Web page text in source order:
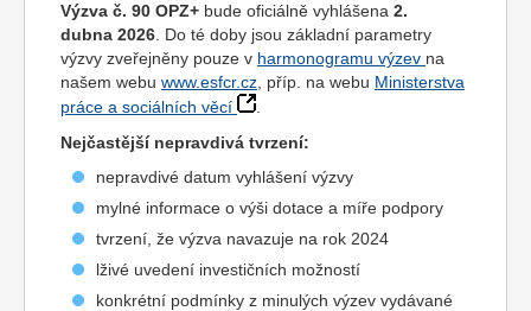
Výzva č. 90 OPZ+ bude oficiálně vyhlášena 2.
dubna 2026 . Do té doby jsou základní parametry
výzvy zveřejněny pouze v harmonogramu výzev na
našem webu www.esfcr.cz , příp. na webu Ministerstva
práce a sociálních věcí
Nejčastější nepravdivá tvrzení:
nepravdivé datum vyhlášení výzvy
mylné informace o výši dotace a míře podpory
tvrzení, že výzva navazuje na rok 2024
lživé uvedení investičních možností
konkrétní podmínky z minulých výzev vydávané